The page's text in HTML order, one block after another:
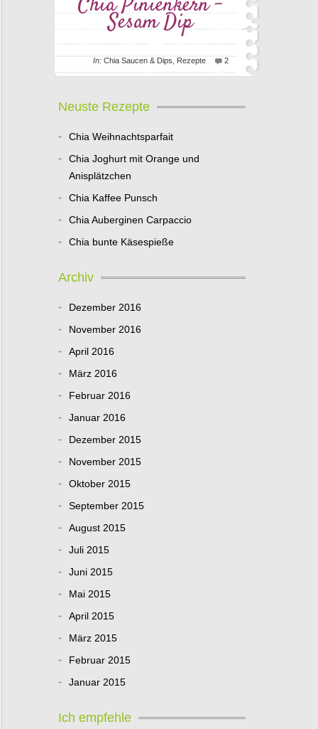
Sesam Dip
2
In: Chia Saucen & Dips Rezepte
Neuste Rezepte
Chia Weihnachtsparfait
Chia Joghurt mit Orange und
Anisplätzchen
Chia Kaffee Punsch
Chia Auberginen Carpaccio
Chia bunte Käsespieße
Archiv
Dezember 2016
November 2016
April 2016
März 2016
Februar 2016
Januar 2016
Dezember 2015
November 2015
Oktober 2015
September 2015
August 2015
Juli 2015
Juni 2015
Mai 2015
April 2015
März 2015
Februar 2015
Januar 2015
Ich empfehle